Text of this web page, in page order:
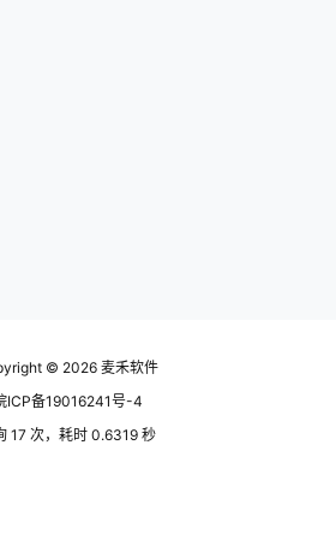
© 2026 麦禾软件
ICP备19016241号-4
17 次，耗时 0.6319 秒